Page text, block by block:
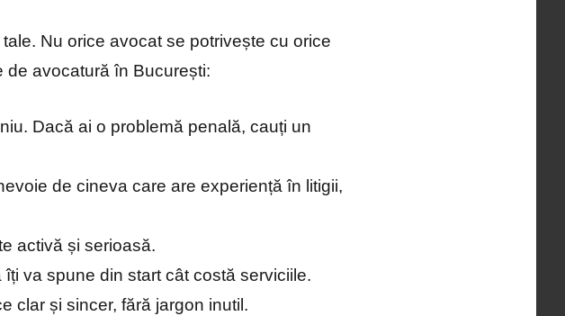
Nu orice avocat se potrivește cu orice
de avocatură în București:
Dacă ai o problemă penală, cauți un
de cineva care are experiență în litigii,
activă și serioasă.
va spune din start cât costă serviciile.
clar și sincer, fără jargon inutil.